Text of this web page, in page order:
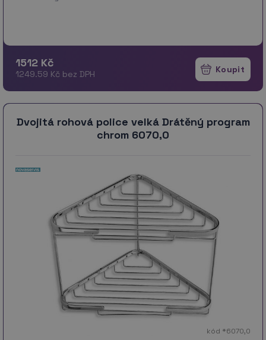
1512 Kč
1249.59 Kč bez DPH
Dvojitá rohová police velká Drátěný program
chrom 6070,0
kód *6070,0